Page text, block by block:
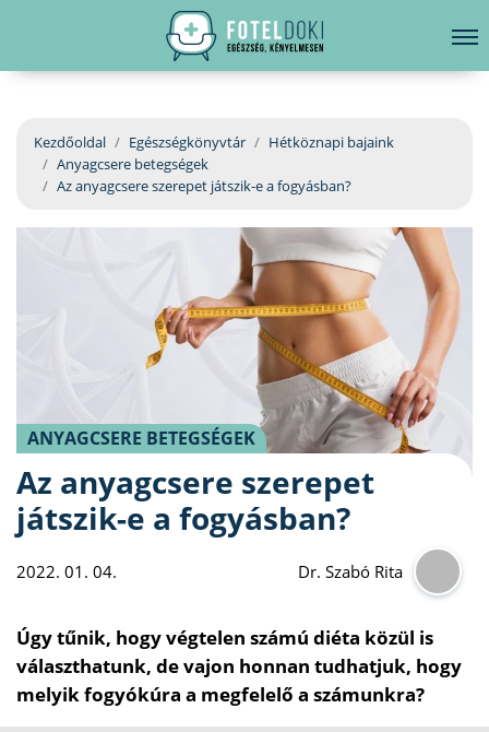
EGÉSZSÉGKÖNYVTÁR
BETEGSÉGKALAUZ
ÜGYELETKERESŐ
hirdetés
Kezdőoldal Egészségkönyvtár
Hétköznapi bajaink
Anyagcsere betegségek
Az anyagcsere szerepet játszik-e a fogyásban?
ANYAGCSERE BETEGSÉGEK
Az anyagcsere szerepet
játszik-e a fogyásban?
2022. 01. 04. Dr. Szabó Rita
Úgy tűnik, hogy végtelen számú diéta közül is
választhatunk, de vajon honnan tudhatjuk, hogy
melyik fogyókúra a megfelelő a számunkra?